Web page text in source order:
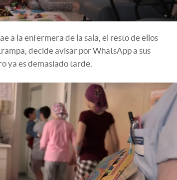
a la enfermera de la sala, el resto de ellos
decide avisar por WhatsApp a sus
ya es demasiado tarde.